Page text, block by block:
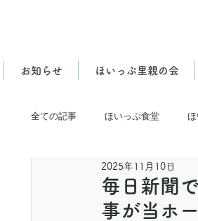
お知らせ ほいっぷ里親の会
全ての記事 ほいっぷ食堂
毎日新聞
事が当ホ
2025年11月10日